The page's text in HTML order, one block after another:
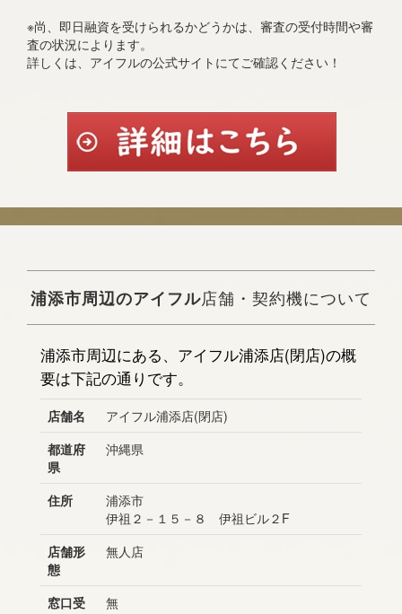
※尚、即日融資を受けられるかどうかは、審査の受付時間や審
査の状況によります。
詳しくは、アイフルの公式サイトにてご確認ください！
浦添市周辺のアイフル店舗・契約機について
浦添市周辺にある、アイフル浦添店(閉店)の概
要は下記の通りです。
店舗名
アイフル浦添店(閉店)
都道府
県
沖縄県
住所
浦添市
伊祖２－１５－８ 伊祖ビル２F
店舗形
態
無人店
窓口受
無